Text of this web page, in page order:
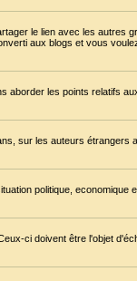
le lien avec les autres
aux blogs et vous
aborder les points relatifs
sur les auteurs étrangers
politique, economique
ci doivent être l'objet